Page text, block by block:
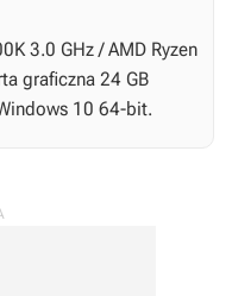
3.0 GHz / AMD Ryzen
graficzna 24 GB
10 64-bit.